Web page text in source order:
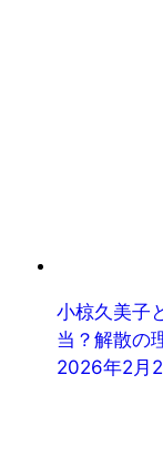
小椋久美子
当？解散の
2026年2月